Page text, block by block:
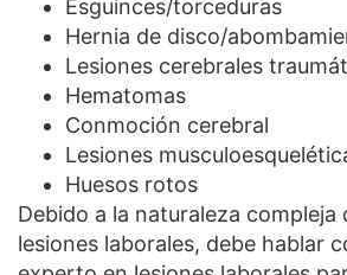
Esguinces/torceduras
Hernia de disco/
Lesiones cerebrales
Hematomas
Conmoción cerebral
Lesiones
Huesos rotos
Debido a la naturaleza compleja
lesiones laborales, debe hablar